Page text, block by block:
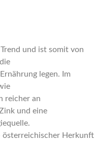
und ist somit von
legen. Im
reicher an
und eine
österreichischer Herkunft